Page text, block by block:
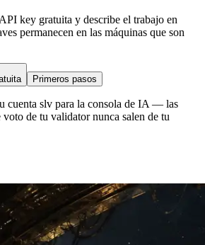
key gratuita y describe el trabajo en
permanecen en las máquinas que son
Primeros pasos
cuenta slv para la consola de IA — las
de tu validator nunca salen de tu